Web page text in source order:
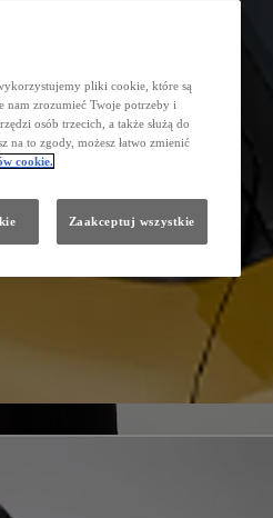
pliki cookie, które są
nam zrozumieć Twoje potrzeby i
osób trzecich, a także służą do
na to zgody, możesz łatwo zmienić
cookie.
Zaakceptuj wszystkie